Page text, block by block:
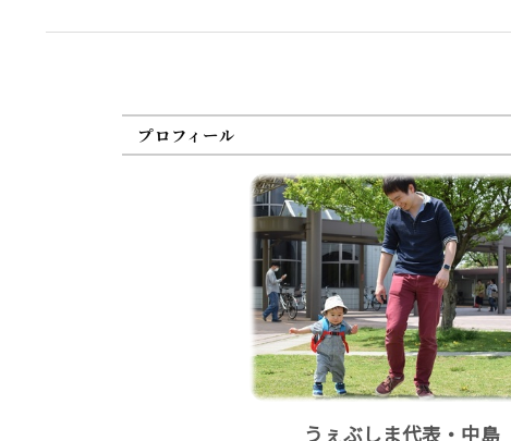
プロフィール
うぇぶしま代表・中島